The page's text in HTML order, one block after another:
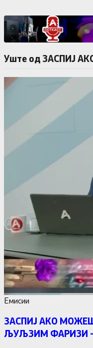
Уште од ЗАСПИЈ
Емисии
ЗАСПИЈ АКО
ЉУЉЗИМ ФАРИЗИ